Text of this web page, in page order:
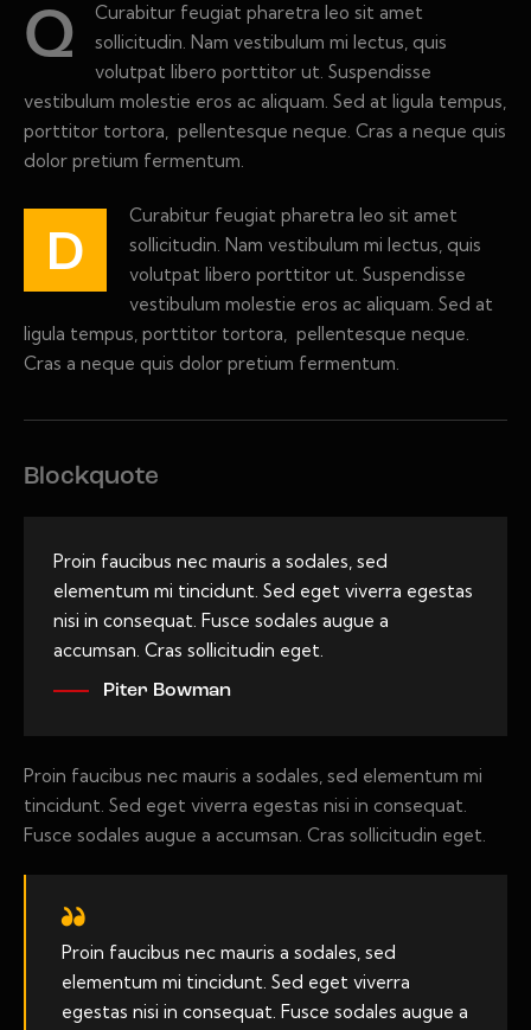
Q
Curabitur feugiat pharetra leo sit amet
sollicitudin. Nam vestibulum mi lectus, quis
volutpat libero porttitor ut. Suspendisse
vestibulum molestie eros ac aliquam. Sed at ligula tempus,
porttitor tortora, pellentesque neque. Cras a neque quis
dolor pretium fermentum.
D
Curabitur feugiat pharetra leo sit amet
sollicitudin. Nam vestibulum mi lectus, quis
volutpat libero porttitor ut. Suspendisse
vestibulum molestie eros ac aliquam. Sed at
ligula tempus, porttitor tortora, pellentesque neque.
Cras a neque quis dolor pretium fermentum.
Blockquote
Proin faucibus nec mauris a sodales, sed
elementum mi tincidunt. Sed eget viverra egestas
nisi in consequat. Fusce sodales augue a
accumsan. Cras sollicitudin eget.
Piter Bowman
Proin faucibus nec mauris a sodales, sed elementum mi
tincidunt. Sed eget viverra egestas nisi in consequat.
Fusce sodales augue a accumsan. Cras sollicitudin eget.
Proin faucibus nec mauris a sodales, sed
elementum mi tincidunt. Sed eget viverra
egestas nisi in consequat. Fusce sodales augue a